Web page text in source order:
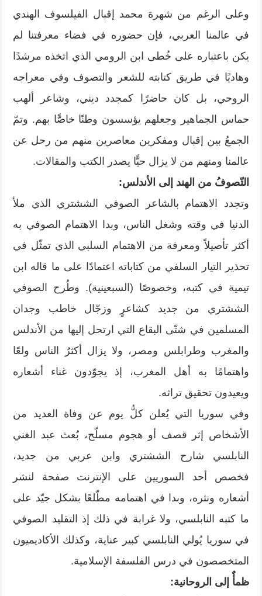
وعلى الرغم من شهرة محمد إقبال الفيلسوف الهندي
في عالمنا العربي، فإن حضوره في فضاء معرفتنا لم
يكن باعتباره على خُطى ابن الرومي الذي اتخذه مرشدًا
وهاديًا في طريق كتابته للشعر والتصوف وفي معراجه
الروحي، بل كان حاضرًا كمجدد ديني، وشاعر ألهب
حماس الجماهير وجعلهم يؤسسون وطنًا خاصًّا بهم. وتمّ
الجمعُ بين إقبال ومفكرين معاصرين منهم من رحل عن
عالمنا ومنهم من لا يزال حيًّا يصدر الكتب والمقالات.
التّصوفُ من الهند إلى الأندلس:
وتجدد الاهتمام بالشاعر الصوفي الششتري الذي ملأ
الدنيا في وقته وشغل الناس، وبدا الاهتمام الصوفي به
أكثر تأصيلاً ومعرفة من الاهتمام السلبي الذي تمثّل في
تحذير التيار السلفي من كتاباته اعتمادًا على ما قاله ابن
تيمية في كتبه، وخصوصًا (السبعينية). وطُرح الصوفي
الششتري من جديد كشاعرٍ وزجّال خاطب وجدان
المسلمين في شتّى البقاع التي ارتحل إليها من الأندلس
والمغرب وطرابلس ومصر، ولا يزال أكثرُ الناس ولعًا
واهتمامًا به أهل المغرب، إذ يجوّدون غناء أشعاره
ويعيدون تحقيق تراثه.
وفي سوريا التي يُعلن كلُّ يوم عن وفاة العديد من
الأشخاص إثر قصف أو هجوم مسلّح، بُعث عبد الغني
النابلسي شارح الششتري وابن عربي من جديد،
فخصص أحد السوريين على الإنترنت صفحة لنشر
أشعاره ونثره، وبدا في اهتمامه مطّلعًا بشكل جيّد على
ما كتبه النابلسي، ولا غرابة في ذلك إذ التقليد الصوفي
في سوريا يُولي النابلسي كبير عناية، وكذلك الأكاديميون
المتخصصون في درس الفلسفة الإسلامية.
ظمأٌ إلى الروحانية: